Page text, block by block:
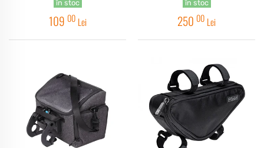
în stoc
109 00 Lei
neagra
în stoc
250 00 Lei